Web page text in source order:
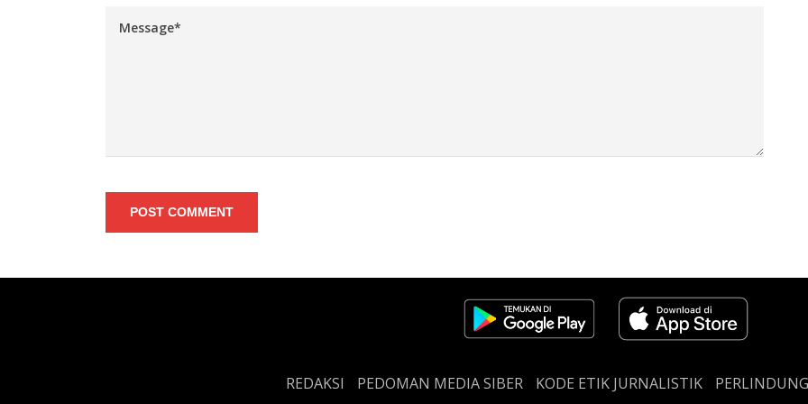
POST COMMENT
REDAKSI PEDOMAN MEDIA SIBER KODE ETIK JURNALISTIK